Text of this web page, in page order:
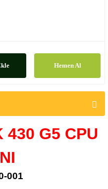
Hemen Al
430 G5 CPU
001